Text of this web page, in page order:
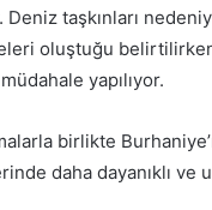
taşkınları
oluştuğu
yapılıyor.
birlikte
daha dayanıklı ve